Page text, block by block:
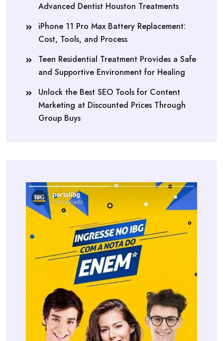
Advanced Dentist Houston Treatments
iPhone 11 Pro Max Battery Replacement:
Cost, Tools, and Process
Teen Residential Treatment Provides a Safe
and Supportive Environment for Healing
Unlock the Best SEO Tools for Content
Marketing at Discounted Prices Through
Group Buys